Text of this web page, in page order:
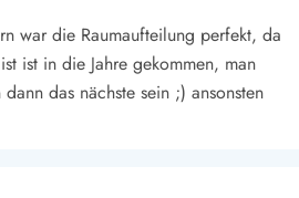
war die Raumaufteilung perfekt, da
ist in die Jahre gekommen, man
das nächste sein ;) ansonsten